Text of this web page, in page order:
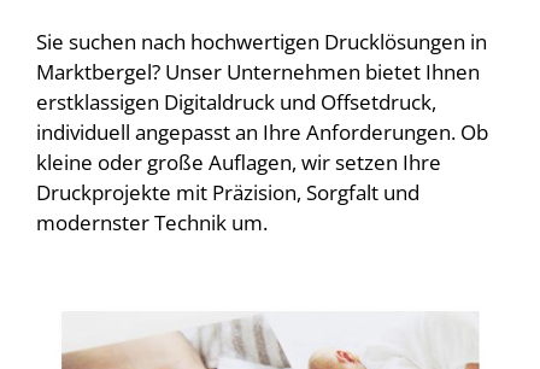
Sie suchen nach hochwertigen Drucklösungen in
Marktbergel? Unser Unternehmen bietet Ihnen
erstklassigen Digitaldruck und Offsetdruck,
individuell angepasst an Ihre Anforderungen. Ob
kleine oder große Auflagen, wir setzen Ihre
Druckprojekte mit Präzision, Sorgfalt und
modernster Technik um.